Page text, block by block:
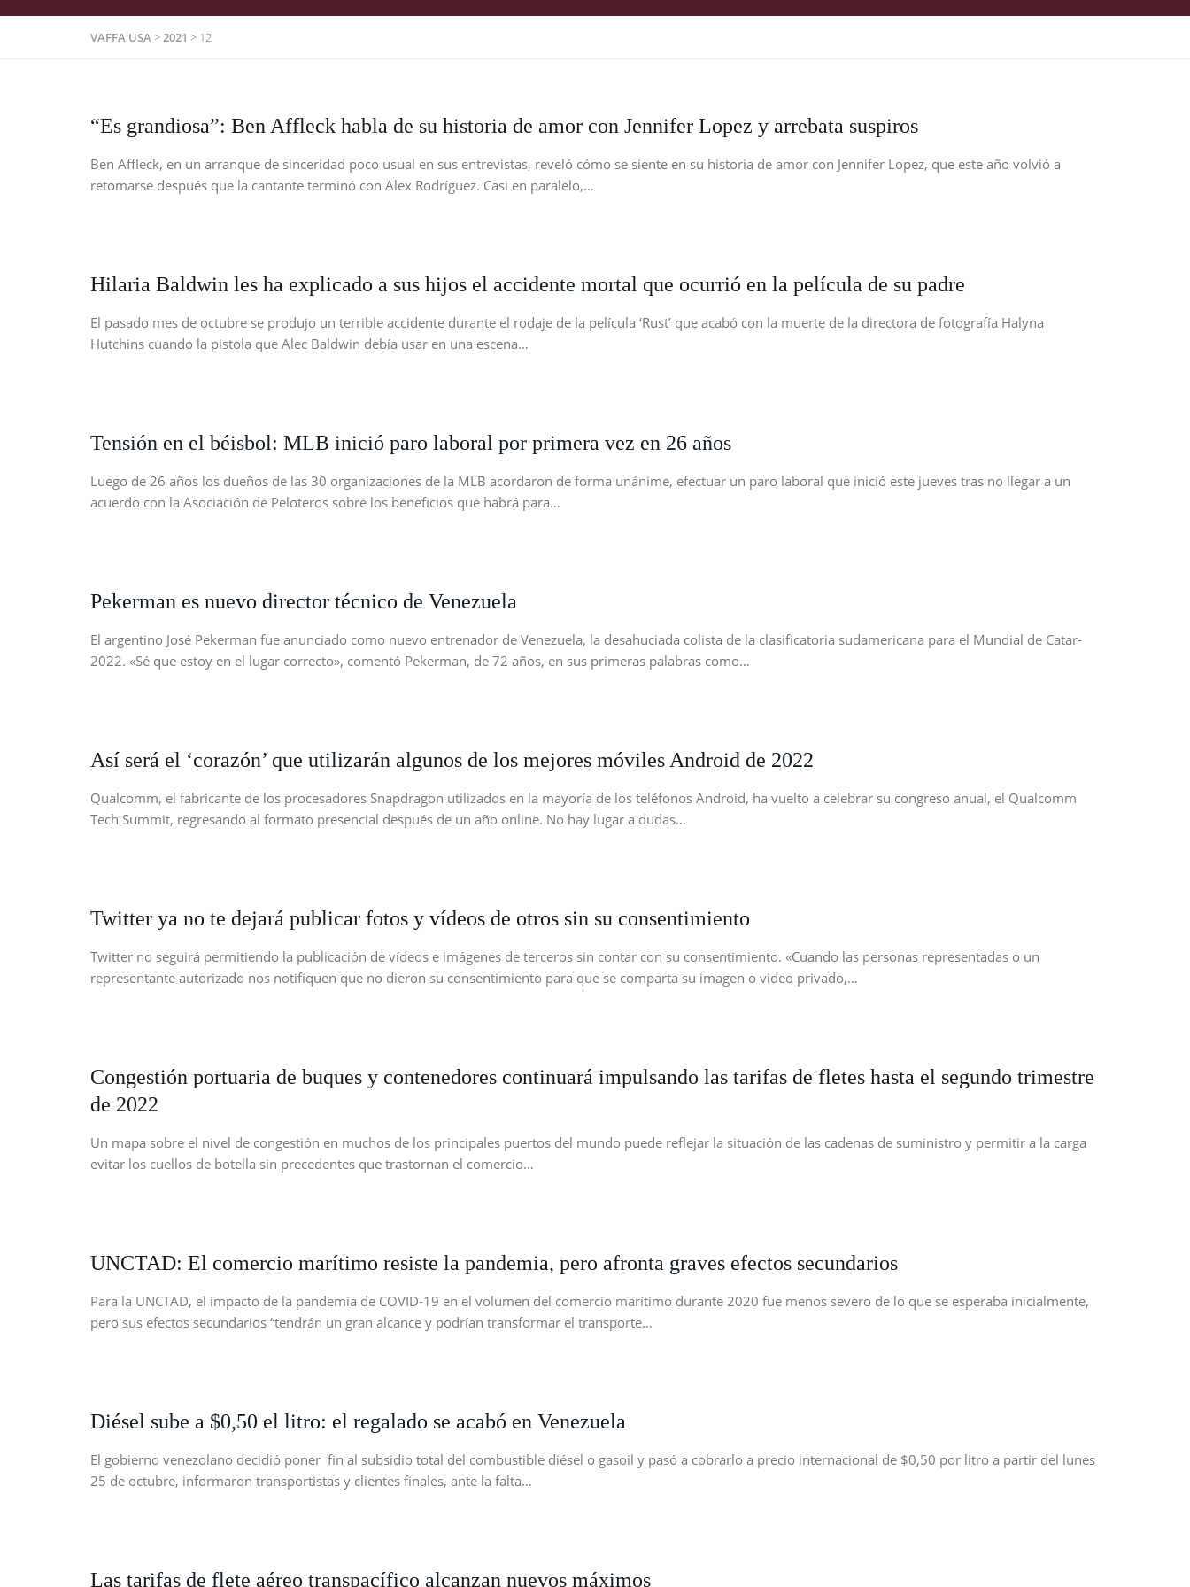
VAFFA USA>2021 > 12
“Es grandiosa”: Ben Affleck habla de su historia de amor con Jennifer Lopez y arrebata suspiros
Ben Affleck, en un arranque de sinceridad poco usual en sus entrevistas, reveló cómo se siente en su historia de amor con Jennifer Lopez, que este año volvió a
retomarse después que la cantante terminó con Alex Rodríguez. Casi en paralelo,…
Hilaria Baldwin les ha explicado a sus hijos el accidente mortal que ocurrió en la película de su padre
El pasado mes de octubre se produjo un terrible accidente durante el rodaje de la película ‘Rust’ que acabó con la muerte de la directora de fotografía Halyna
Hutchins cuando la pistola que Alec Baldwin debía usar en una escena…
Tensión en el béisbol: MLB inició paro laboral por primera vez en 26 años
Luego de 26 años los dueños de las 30 organizaciones de la MLB acordaron de forma unánime, efectuar un paro laboral que inició este jueves tras no llegar a un
acuerdo con la Asociación de Peloteros sobre los beneficios que habrá para…
Pekerman es nuevo director técnico de Venezuela
El argentino José Pekerman fue anunciado como nuevo entrenador de Venezuela, la desahuciada colista de la clasificatoria sudamericana para el Mundial de Catar-
2022. «Sé que estoy en el lugar correcto», comentó Pekerman, de 72 años, en sus primeras palabras como…
Así será el ‘corazón’ que utilizarán algunos de los mejores móviles Android de 2022
Qualcomm, el fabricante de los procesadores Snapdragon utilizados en la mayoría de los teléfonos Android, ha vuelto a celebrar su congreso anual, el Qualcomm
Tech Summit, regresando al formato presencial después de un año online. No hay lugar a dudas…
Twitter ya no te dejará publicar fotos y vídeos de otros sin su consentimiento
Twitter no seguirá permitiendo la publicación de vídeos e imágenes de terceros sin contar con su consentimiento. «Cuando las personas representadas o un
representante autorizado nos notifiquen que no dieron su consentimiento para que se comparta su imagen o video privado,…
Congestión portuaria de buques y contenedores continuará impulsando las tarifas de fletes hasta el segundo trimestre
de 2022
Un mapa sobre el nivel de congestión en muchos de los principales puertos del mundo puede reflejar la situación de las cadenas de suministro y permitir a la carga
evitar los cuellos de botella sin precedentes que trastornan el comercio…
UNCTAD: El comercio marítimo resiste la pandemia, pero afronta graves efectos secundarios
Para la UNCTAD, el impacto de la pandemia de COVID-19 en el volumen del comercio marítimo durante 2020 fue menos severo de lo que se esperaba inicialmente,
pero sus efectos secundarios “tendrán un gran alcance y podrían transformar el transporte…
Diésel sube a $0,50 el litro: el regalado se acabó en Venezuela
El gobierno venezolano decidió poner fin al subsidio total del combustible diésel o gasoil y pasó a cobrarlo a precio internacional de $0,50 por litro a partir del lunes
25 de octubre, informaron transportistas y clientes finales, ante la falta…
Las tarifas de flete aéreo transpacífico alcanzan nuevos máximos